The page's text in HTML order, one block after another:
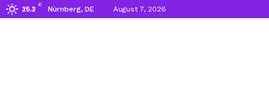
25.2
C
Nürnberg, DE August 7, 2026